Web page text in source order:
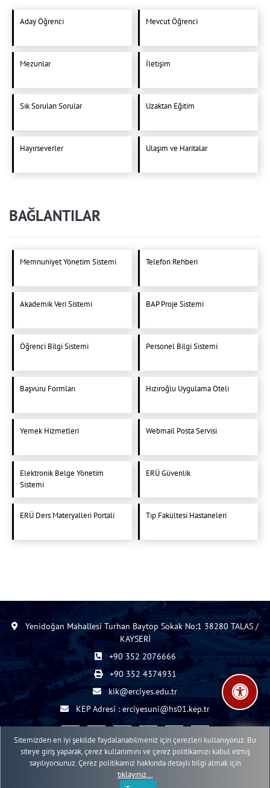
Aday Öğrenci Mevcut Öğrenci
Mezunlar İletişim
Sık Sorulan Sorular Uzaktan Eğitim
Hayırseverler Ulaşım ve Haritalar
BAĞLANTILAR
Memnuniyet Yönetim Sistemi Telefon Rehberi
Akademik Veri Sistemi BAP Proje Sistemi
Öğrenci Bilgi Sistemi Personel Bilgi Sistemi
Başvuru Formları Hızıroğlu Uygulama Oteli
Yemek Hizmetleri Webmail Posta Servisi
Elektronik Belge Yönetim
Sistemi
ERÜ Güvenlik
ERÜ Ders Materyalleri Portali Tıp Fakültesi Hastaneleri
Yenidoğan Mahallesi Turhan Baytop Sokak No:1 38280 TALAS /
KAYSERİ
+90 352 2076666
+90 352 4374931
kik@erciyes.edu.tr
KEP Adresi : erciyesuni@hs01.kep.tr
2015 - 2026 © ERÜ Web İçerik Yönetim Sistemi
Erciyes Üniversitesi Bilgi İşlem Daire Başkanlığı Web Birimi
Sitemizden en iyi şekilde faydalanabilmeniz için çerezleri kullanıyoruz. Bu
siteye giriş yaparak, çerez kullanımını ve çerez politikamızı kabul etmiş
sayılıyorsunuz. Çerez politikamız hakkında detaylı bilgi almak için
tıklayınız...